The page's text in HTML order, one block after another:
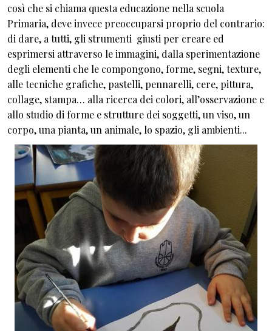
così che si chiama questa educazione nella scuola
Primaria, deve invece preoccuparsi proprio del contrario:
di dare, a tutti, gli strumenti giusti per creare ed
esprimersi attraverso le immagini, dalla sperimentazione
degli elementi che le compongono, forme, segni, texture,
alle tecniche grafiche, pastelli, pennarelli, cere, pittura,
collage, stampa… alla ricerca dei colori, all’osservazione e
allo studio di forme e strutture dei soggetti, un viso, un
corpo, una pianta, un animale, lo spazio, gli ambienti...